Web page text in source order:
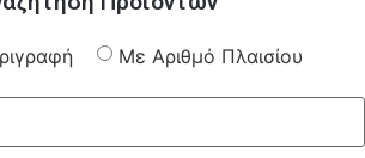
Με Αριθμό Πλαισίου